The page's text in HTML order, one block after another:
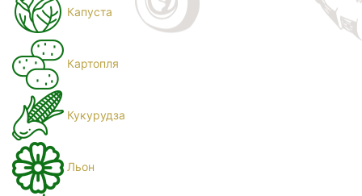
Капуста
Картопля
Кукурудза
Льон